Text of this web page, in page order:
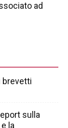
ad
brevetti
sulla
la